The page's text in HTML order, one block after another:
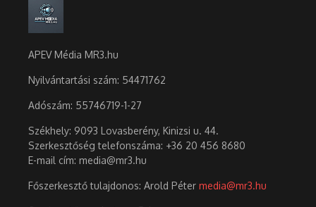
APEV Média MR3.hu
Nyilvántartási szám: 54471762
Adószám: 55746719-1-27
Székhely: 9093 Lovasberény, Kinizsi u. 44.
Szerkesztőség telefonszáma: +36 20 456 8680
E-mail cím: media@mr3.hu
Főszerkesztő tulajdonos: Arold Péter media@mr3.hu